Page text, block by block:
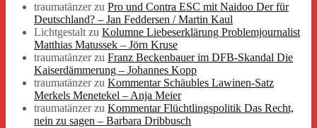
traumatänzerzu Pro und Contra ESC mit Naidoo Der für
Deutschland? – Jan Feddersen / Martin Kaul
Lichtgestaltzu Kolumne Liebeserklärung Problemjournalist
Matthias Matussek – Jörn Kruse
traumatänzerzu Franz Beckenbauer im DFB-Skandal Die
Kaiserdämmerung – Johannes Kopp
traumatänzerzu Kommentar Schäubles Lawinen-Satz
Merkels Menetekel – Anja Meier
traumatänzerzu Kommentar Flüchtlingspolitik Das Recht,
nein zu sagen – Barbara Dribbusch